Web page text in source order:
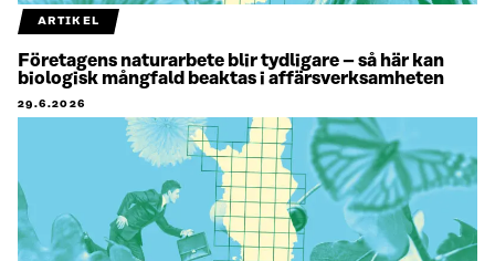
ARTIKEL
Företagens naturarbete blir tydligare – så här kan
biologisk mångfald beaktas i affärsverksamheten
29.6.2026